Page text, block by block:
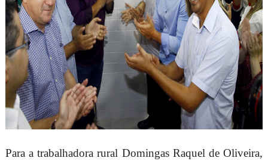
Para a trabalhadora rural Domingas Raquel de Oliveira,